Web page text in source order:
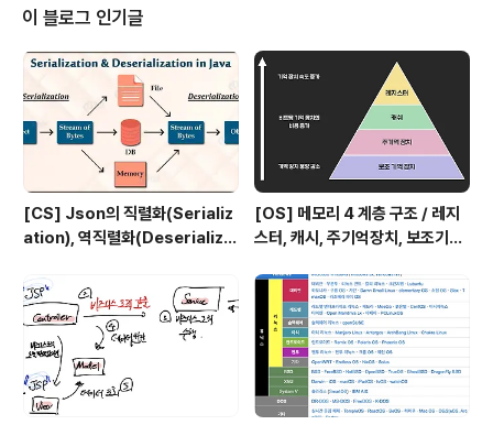
키 페어가 있는 디렉토리에 접근2. chmod 400 ~.pem
pem 파일에 대한 접근 권한을 바꿔줍니다.3. ssh -i ~.p
em ubuntu@공개IP주소pem 파일을 통해 ssh -i 로 U
buntu Console에 접속합니다.Ubuntu Console에 gi
t, mysql 설치Prerequisite#..
이 블로그 인기글
[CS] Json의 직렬화(Serializ
ation), 역직렬화(Deserializa
[OS] 메모리 4 계층 구조 / 레지
스터, 캐시, 주기억장치, 보조기억